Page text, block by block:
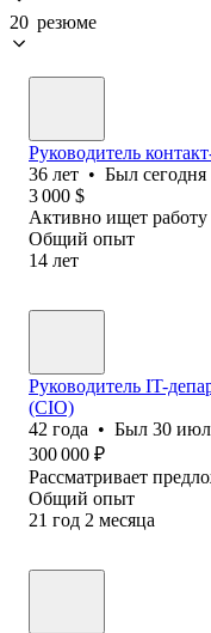
20 резюме
Руководитель
36 лет • Был сегодня
3 000 $
Активно ищет работу
Общий опыт
14 лет
Руководитель IT-
(CIO)
42 года • Был 30
300 000 ₽
Рассматривает
Общий опыт
21 год 2 месяца